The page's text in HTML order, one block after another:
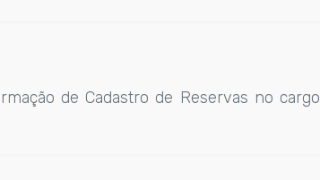
de Cadastro de Reservas no cargo